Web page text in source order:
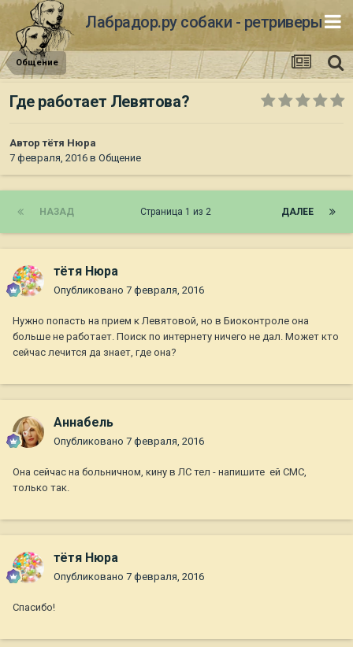
Лабрадор.ру собаки - ретриверы
Общение
Где работает Левятова?
Автортётя Нюра
7 февраля, 2016 в Общение
НАЗАД ДАЛЕЕ
Страница 1 из 2
тётя Нюра
Опубликовано 7 февраля, 2016
Нужно попасть на прием к Левятовой, но в Биоконтроле она
больше не работает. Поиск по интернету ничего не дал. Может кто
сейчас лечится да знает, где она?
Aннaбель
Опубликовано 7 февраля, 2016
Она сейчас на больничном, кину в ЛС тел - напишите ей СМС,
только так.
тётя Нюра
Опубликовано 7 февраля, 2016
Спасибо!